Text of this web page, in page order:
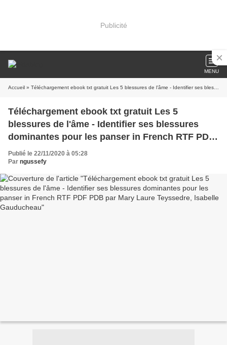
Publicité
MENU
Accueil » Téléchargement ebook txt gratuit Les 5 blessures de l'âme - Identifier ses blessures dominantes pour les panser in French RTF PDF PDB par Mary Laure Teyssedre, Isabelle Gauducheau
Téléchargement ebook txt gratuit Les 5
blessures de l'âme - Identifier ses blessures
dominantes pour les panser in French RTF PDF
PDB par Mary Laure Teyssedre, Isabelle
Gauducheau
Publié le 22/11/2020 à 05:28
Par ngussefy